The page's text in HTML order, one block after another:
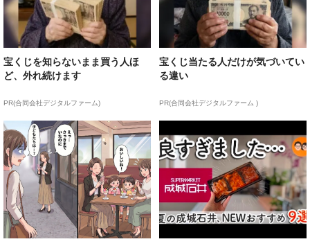
宝くじを知らないまま買う人ほ
ど、外れ続けます
PR(合同会社デジタルファーム)
宝くじ当たる人だけが気づいてい
る違い
PR(合同会社デジタルファーム )